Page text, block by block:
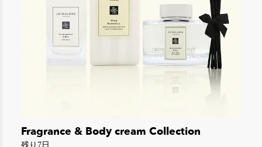
Fragrance & Body cream Collection
残り7日